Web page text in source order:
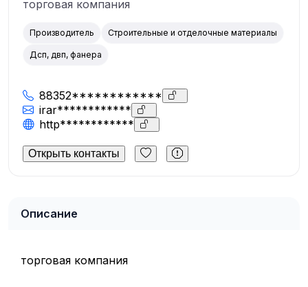
торговая компания
Производитель Строительные и отделочные материалы
Дсп, двп, фанера
88352************
irar************
http************
Открыть контакты
Описание
торговая компания